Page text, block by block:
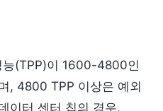
능(TPP)이 1600-4800인
, 4800 TPP 이상은 예외
이터 센터 칩의 경우,